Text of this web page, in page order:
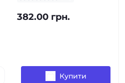
382.00 грн.
Купити